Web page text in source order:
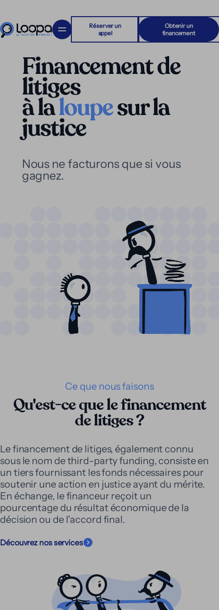
Réserver un
appel
Obtenir un
financement
Financement de
litiges
àlaloupesurla
justice
Nous ne facturons que si vous
gagnez.
Ce que nous faisons
Qu'est-ce que le financement
de litiges ?
Le financement de litiges, également connu
sous le nom de third-party funding, consiste en
un tiers fournissant les fonds nécessaires pour
soutenir une action en justice ayant du mérite.
En échange, le financeur reçoit un
pourcentage du résultat économique de la
décision ou de l'accord final.
Découvrez nos services